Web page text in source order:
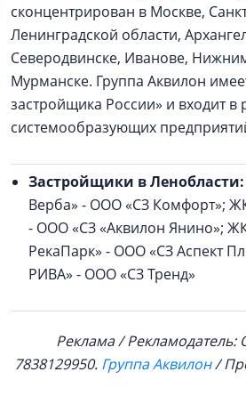
сконцентрирован в Москве,
Ленинградской области,
Северодвинске, Иванове,
Мурманске. Группа Аквилон
застройщика России» и входит в
системообразующих
Застройщики в Ленобласти:
Верба» - ООО «СЗ Комфорт»;
- ООО «СЗ «Аквилон Янино»;
РекаПарк» - ООО «СЗ Аспект
РИВА» - ООО «СЗ Тренд»
Реклама /
7838129950. Группа Аквилон/